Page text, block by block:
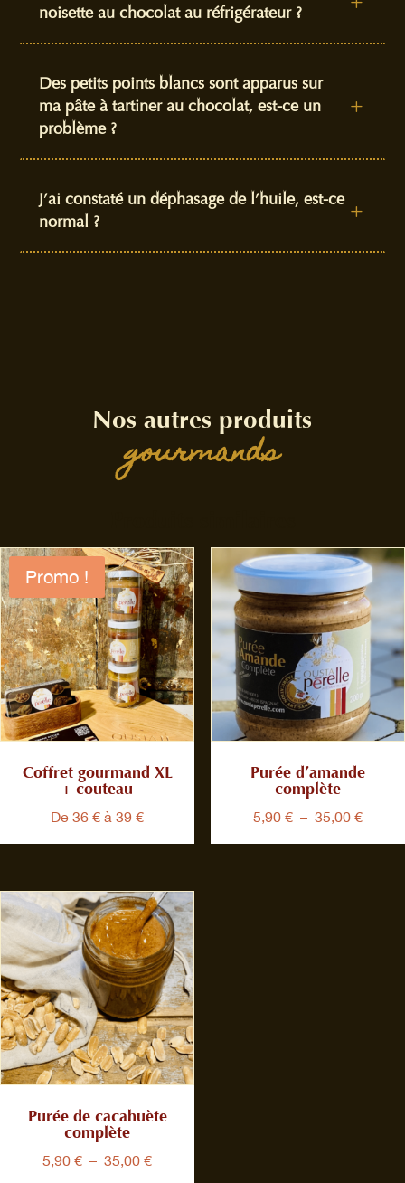
noisette au chocolat au réfrigérateur ?
Des petits points blancs sont apparus sur
ma pâte à tartiner au chocolat, est-ce un
problème ?
L
J’ai constaté un déphasage de l’huile, est-ce
normal ?
L
Nos autres produits
gourmands
Promo !
Coffret gourmand XL
+ couteau
De 36 € à 39 €
Purée d’amande
complète
5,90 € – 35,00 €Plage
de
Purée de cacahuète
complète
5,90€ – 35,00€Plage